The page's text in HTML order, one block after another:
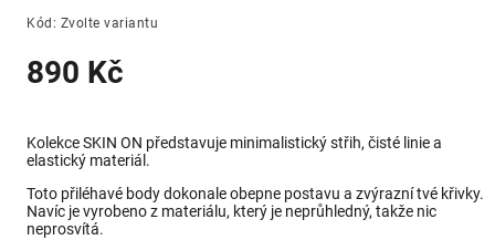
Kód: Zvolte variantu
890 Kč
Kolekce SKIN ON představuje minimalistický střih, čisté linie a
elastický materiál.
Toto přiléhavé bodydokonale obepne postavu a zvýrazní tvé křivky.
Navíc je vyrobeno z materiálu, který je neprůhledný, takže nic
neprosvítá.